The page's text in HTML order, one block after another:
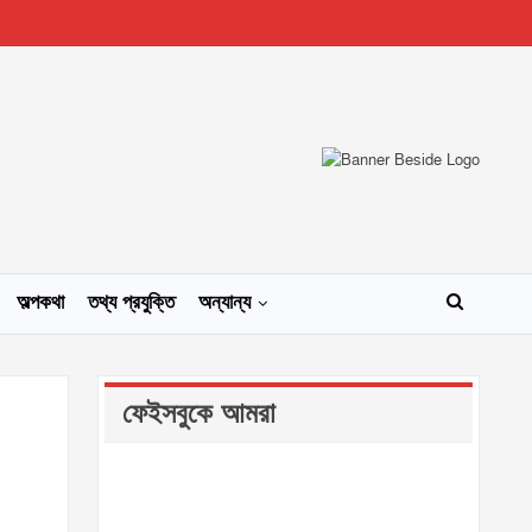
অল্পকথা তথ্য প্রযুক্তি অন্যান্য
ফেইসবুকে আমরা